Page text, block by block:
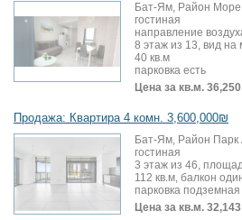
Бат-Ям, Район
гостиная
направление
8 этаж из 13, вид
40 кв.м
парковка есть
Цена за кв.м.
Продажа: Квартира 4 комн. 3,600,000₪
Бат-Ям, Район Парк
гостиная
3 этаж из 46,
112 кв.м, балкон
парковка подземная
Цена за кв.м.